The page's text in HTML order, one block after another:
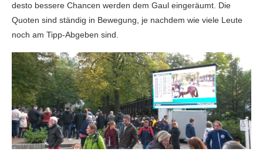
desto bessere Chancen werden dem Gaul eingeräumt. Die
Quoten sind ständig in Bewegung, je nachdem wie viele Leute
noch am Tipp-Abgeben sind.